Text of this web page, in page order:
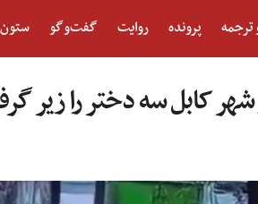
ترجمه پرونده روایت گفت‌و‎گو
کابل سه دختر را زیر